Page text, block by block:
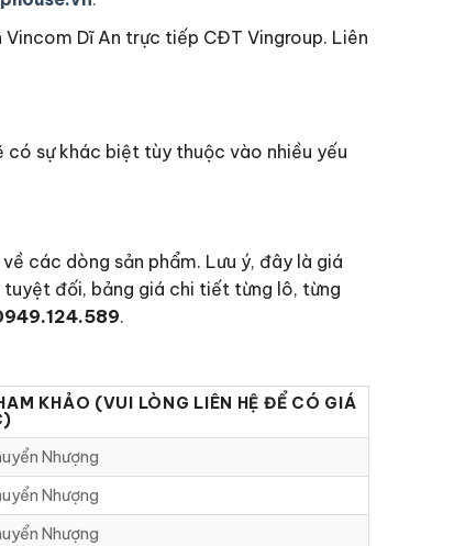
Dĩ An trực tiếp CĐT Vingroup. Liên
có sự khác biệt tùy thuộc vào nhiều yếu
các dòng sản phẩm. Lưu ý, đây là giá
tuyệt đối, bảng giá chi tiết từng lô, từng
.
KHẢO (VUI LÒNG LIÊN HỆ ĐỂ CÓ GIÁ
Nhượng
Nhượng
Nhượng